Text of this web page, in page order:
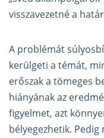
visszavezetné a
A problémát
kerülgeti a témát,
erőszak a tömeges
hiányának az
figyelmet, azt
bélyegezhetik.